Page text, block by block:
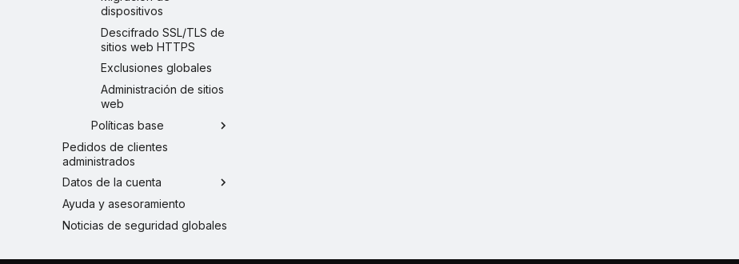
dispositivos
Descifrado SSL/TLS de
sitios web HTTPS
Exclusiones globales
Administración de sitios
web
Políticas base
Pedidos de clientes
administrados
Datos de la cuenta
Ayuda y asesoramiento
Noticias de seguridad globales
compatibles